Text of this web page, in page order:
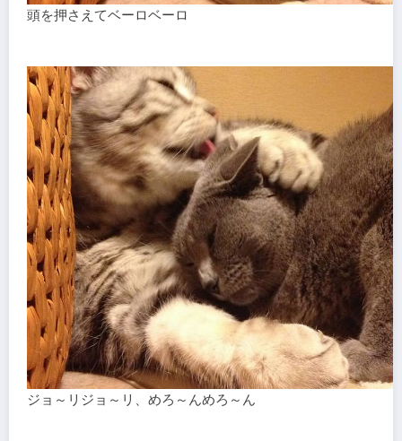
頭を押さえてベーロベーロ
ジョ～リジョ～リ、めろ～んめろ～ん